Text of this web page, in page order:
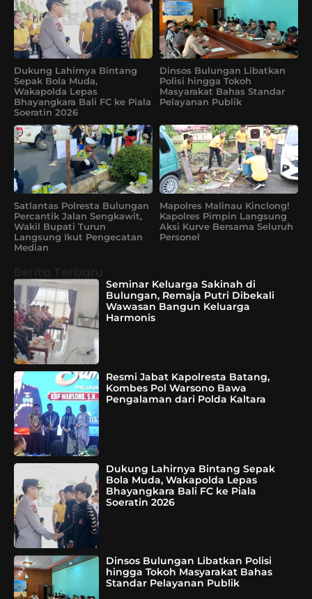
Dukung Lahirnya Bintang
Sepak Bola Muda,
Wakapolda Lepas
Bhayangkara Bali FC ke Piala
Soeratin 2026
Dinsos Bulungan Libatkan
Polisi hingga Tokoh
Masyarakat Bahas Standar
Pelayanan Publik
Satlantas Polresta Bulungan
Percantik Jalan Sengkawit,
Wakil Bupati Turun
Langsung Ikut Pengecatan
Median
Mapolres Malinau Kinclong!
Kapolres Pimpin Langsung
Aksi Kurve Bersama Seluruh
Personel
Seminar Keluarga Sakinah di
Bulungan, Remaja Putri Dibekali
Wawasan Bangun Keluarga
Harmonis
Resmi Jabat Kapolresta Batang,
Kombes Pol Warsono Bawa
Pengalaman dari Polda Kaltara
Dukung Lahirnya Bintang Sepak
Bola Muda, Wakapolda Lepas
Bhayangkara Bali FC ke Piala
Soeratin 2026
Dinsos Bulungan Libatkan Polisi
hingga Tokoh Masyarakat Bahas
Standar Pelayanan Publik